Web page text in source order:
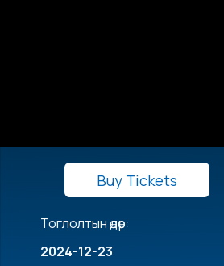
Buy Tickets
Тоглолтын өдөр:
2024-12-23